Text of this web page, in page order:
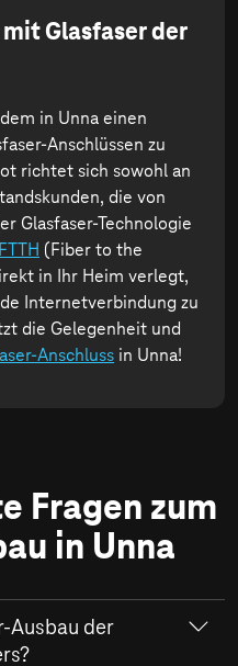
Glasfaser der
in Unna einen
Anschlüssen zu
richtet sich sowohl an
die von
Glasfaser-Technologie
FTTH (Fiber to the
in Ihr Heim verlegt,
Internetverbindung zu
die Gelegenheit und
Anschluss in Unna!
Fragen zum
in Unna
Ausbau der